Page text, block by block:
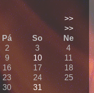
>>
>>
Pá So
Ne
2 3
4
9 10
11
16 17
18
23 24
25
30 31